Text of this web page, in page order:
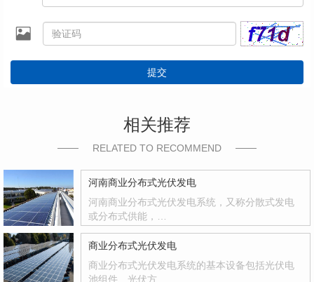
提交
相关推荐
RELATED TO RECOMMEND
河南商业分布式光伏发电
河南商业分布式光伏发电系统，又称分散式发电
或分布式供能，…
商业分布式光伏发电
商业分布式光伏发电系统的基本设备包括光伏电
池组件、光伏方…